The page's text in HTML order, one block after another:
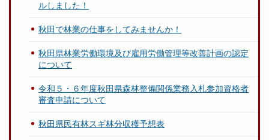
ルしました！
秋田で林業の仕事をしてみませんか！
秋田県林業労働環境及び雇用労働管理等改善計画の認定
について
令和５・６年度秋田県森林整備関係業務入札参加資格者
審査申請について
秋田県民有林スギ林分収穫予想表